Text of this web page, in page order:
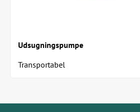
Udsugningspumpe
Transportabel